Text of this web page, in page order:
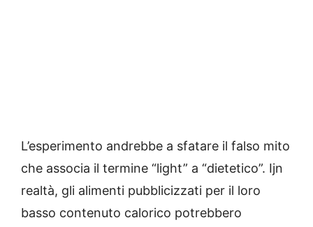
L’esperimento andrebbe a sfatare il falso mito
che associa il termine “light” a “dietetico”. Ijn
realtà, gli alimenti pubblicizzati per il loro
basso contenuto calorico potrebbero